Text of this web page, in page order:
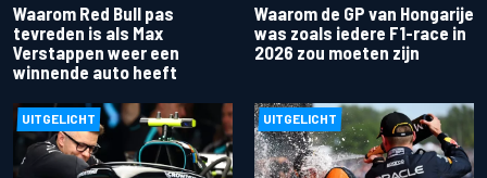
Waarom Red Bull pas
tevreden is als Max
Verstappen weer een
winnende auto heeft
Waarom de GP van Hongarije
was zoals iedere F1-race in
2026 zou moeten zijn
UITGELICHT UITGELICHT